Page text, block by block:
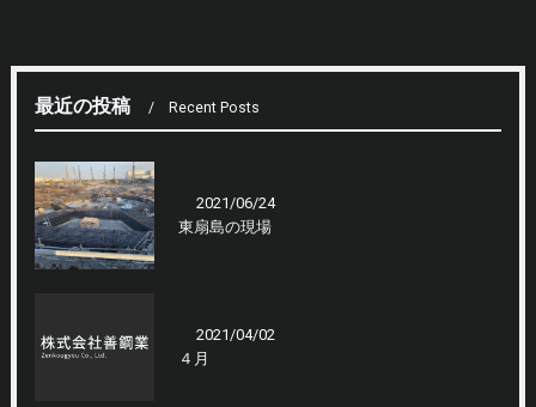
最近の投稿 Recent Posts
2021/06/24
東扇島の現場
2021/04/02
４月